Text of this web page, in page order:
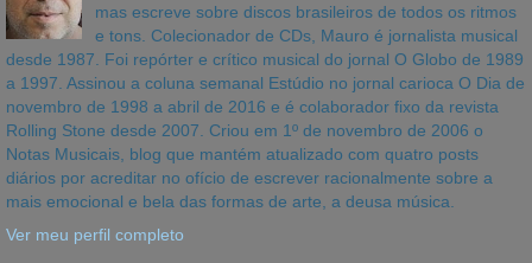
mas escreve sobre discos brasileiros de todos os ritmos
e tons. Colecionador de CDs, Mauro é jornalista musical
desde 1987. Foi repórter e crítico musical do jornal O Globo de 1989
a 1997. Assinou a coluna semanal Estúdio no jornal carioca O Dia de
novembro de 1998 a abril de 2016 e é colaborador fixo da revista
Rolling Stone desde 2007. Criou em 1º de novembro de 2006 o
Notas Musicais, blog que mantém atualizado com quatro posts
diários por acreditar no ofício de escrever racionalmente sobre a
mais emocional e bela das formas de arte, a deusa música.
Ver meu perfil completo